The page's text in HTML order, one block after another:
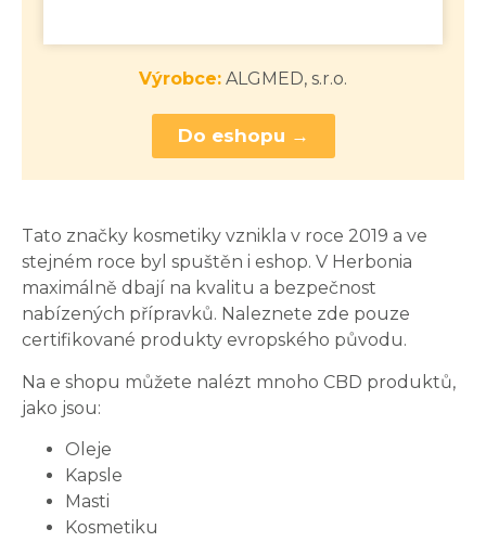
Výrobce: ALGMED, s.r.o.
Do eshopu →
Tato značky kosmetiky vznikla v roce 2019 a ve
stejném roce byl spuštěn i eshop. V Herbonia
maximálně dbají na kvalitu a bezpečnost
nabízených přípravků. Naleznete zde pouze
certifikované produkty evropského původu.
Na e shopu můžete nalézt mnoho CBD produktů,
jako jsou:
Oleje
Kapsle
Masti
Kosmetiku